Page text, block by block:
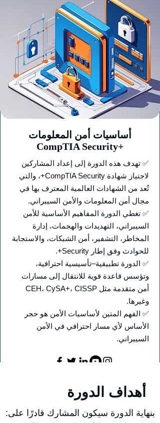
أساسيات أمن المعلومات
CompTIA Security+
✅ تهدف هذه الدورة إلى إعداد المشاركين
لاجتياز شهادة CompTIA Security+، والتي
تُعد من الشهادات العالمية المعترف بها في
مجال أمن المعلومات والأمن السيبراني.
✅ تغطي الدورة المفاهيم الأساسية للأمن
السيبراني، التهديدات والهجمات، إدارة
المخاطر، التشفير، أمن الشبكات، والاستجابة
للحوادث وفق إطار Security+.
✅ الدورة تطبيقية–تأسيسية احترافية،
وتؤسس قاعدة قوية للانتقال إلى مسارات
أمن متقدمة مثل CEH، CySA+، CISSP
وغيرها.
✅ الفهم المتين لأساسيات الأمن هو حجر
الأساس لأي مسار احترافي في الأمن
السيبراني.
بنهاية الدورة سيكون المشارك قادرًا على: